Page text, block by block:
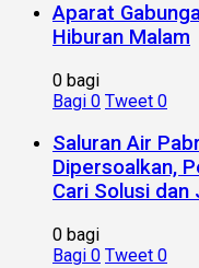
Aparat
Hiburan Malam
0 bagi
Bagi 0 Tweet 0
Saluran Air
Dipersoalkan,
Cari Solusi
0 bagi
Bagi 0 Tweet 0